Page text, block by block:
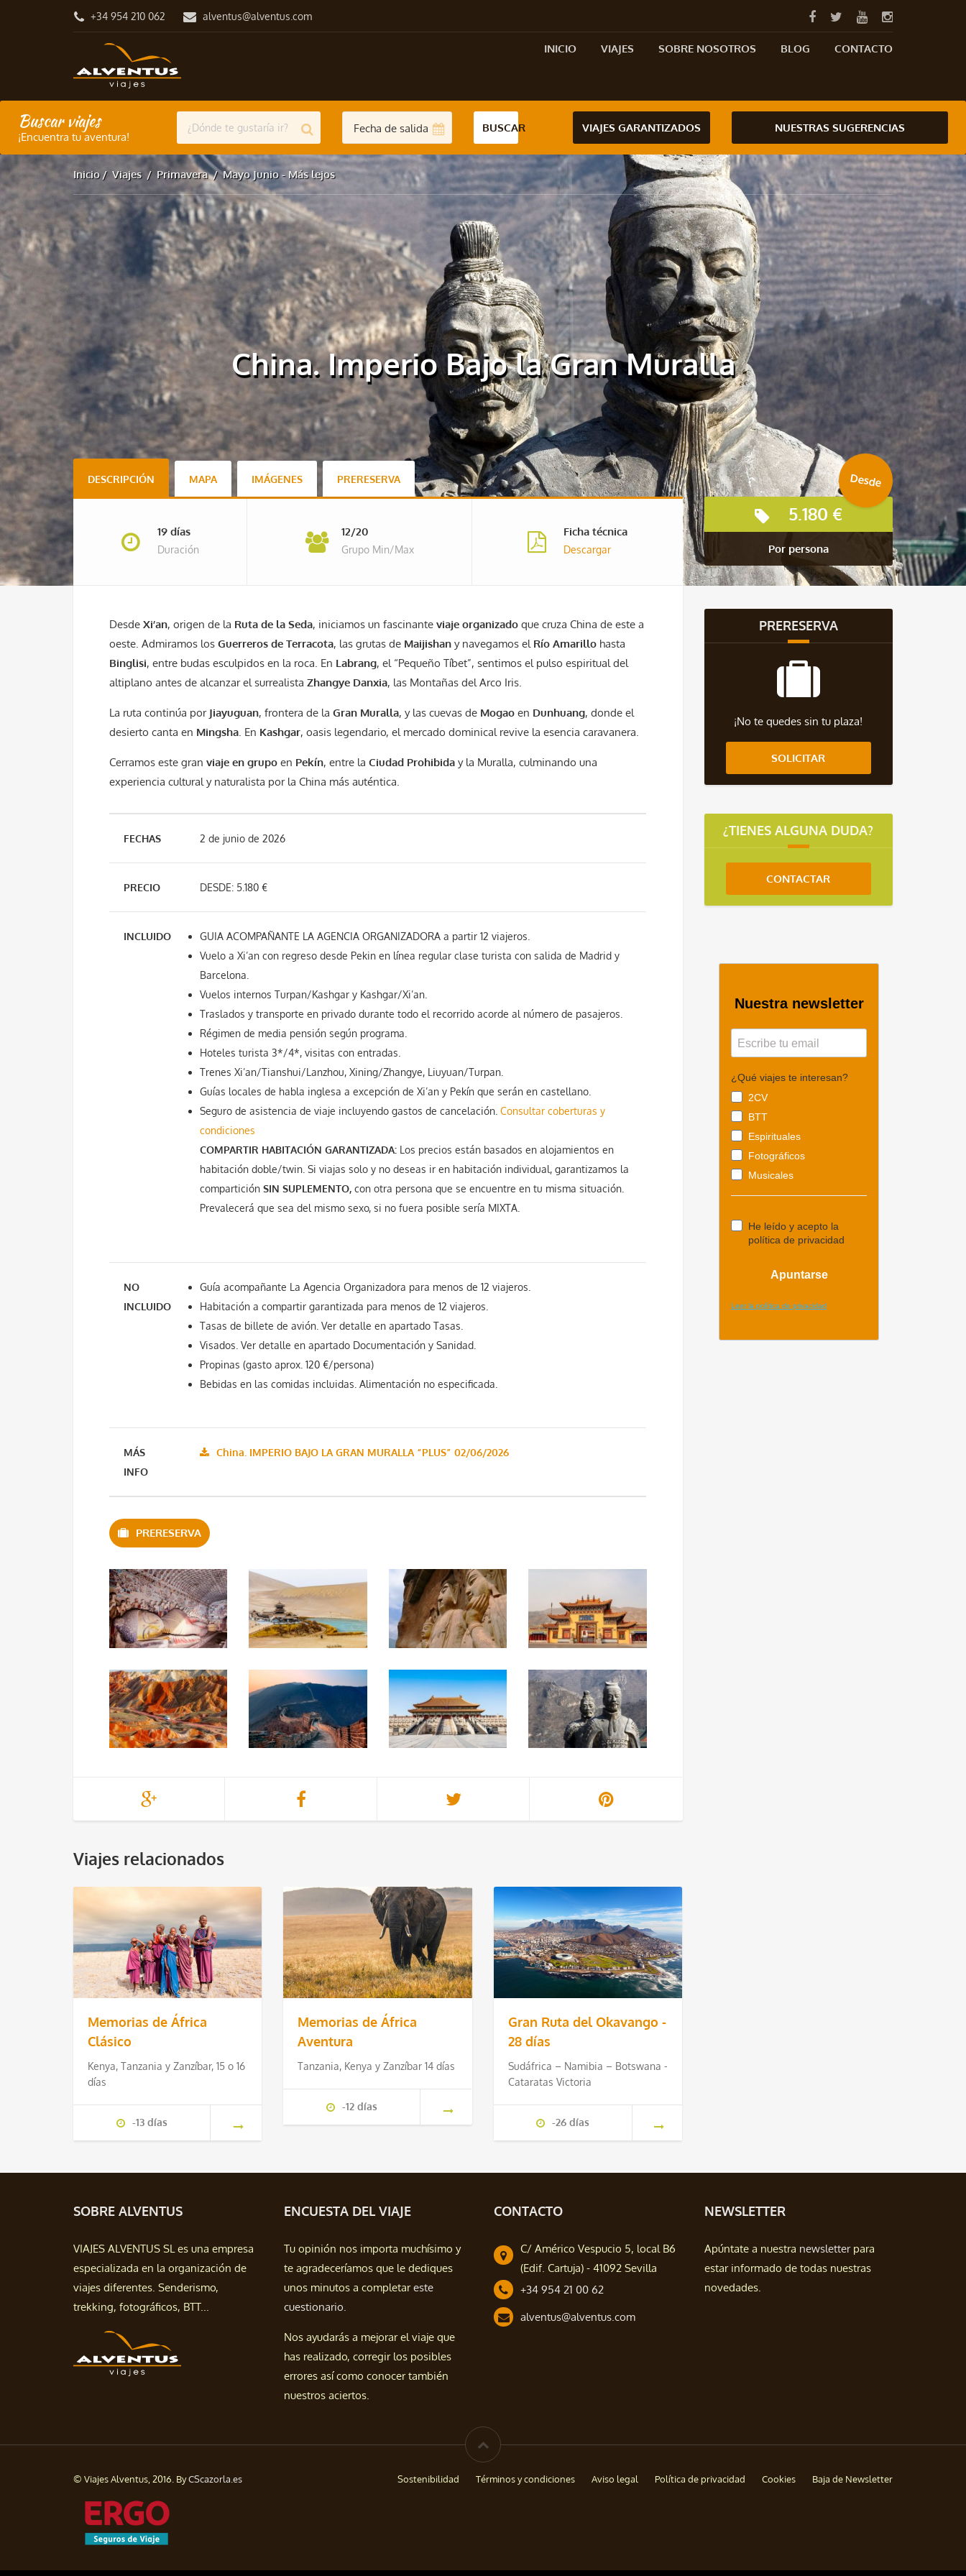
+34 954 210 062 alventus@alventus.com
INICIO VIAJES SOBRE NOSOTROS BLOG CONTACTO
Buscar viajes
¡Encuentra tu aventura!
BUSCAR VIAJES GARANTIZADOS NUESTRAS SUGERENCIAS
Inicio Viajes Primavera Mayo Junio - Más lejos
China. Imperio Bajo la Gran Muralla
DESCRIPCIÓN MAPA IMÁGENES PRERESERVA
19 días
Duración
12/20
Grupo Min/Max
Ficha técnica
Descargar
Desde Xi’an, origen de la Ruta de la Seda, iniciamos un fascinante viaje organizado que cruza China de este a
oeste. Admiramos los Guerreros de Terracota, las grutas de Maijishan y navegamos el Río Amarillo hasta
Binglisi, entre budas esculpidos en la roca. En Labrang, el “Pequeño Tíbet”, sentimos el pulso espiritual del
altiplano antes de alcanzar el surrealista Zhangye Danxia, las Montañas del Arco Iris.
La ruta continúa por Jiayuguan, frontera de la Gran Muralla, y las cuevas de Mogao en Dunhuang, donde el
desierto canta en Mingsha. En Kashgar, oasis legendario, el mercado dominical revive la esencia caravanera.
Cerramos este gran viaje en grupo en Pekín, entre la Ciudad Prohibida y la Muralla, culminando una
experiencia cultural y naturalista por la China más auténtica.
FECHAS 2 de junio de 2026
PRECIO DESDE: 5.180 €
INCLUIDO
GUIA ACOMPAÑANTE LA AGENCIA ORGANIZADORA a partir 12 viajeros.
Vuelo a Xi’an con regreso desde Pekin en línea regular clase turista con salida de Madrid y
Barcelona.
Vuelos internos Turpan/Kashgar y Kashgar/Xi’an.
Traslados y transporte en privado durante todo el recorrido acorde al número de pasajeros.
Régimen de media pensión según programa.
Hoteles turista 3*/4*, visitas con entradas.
Trenes Xi’an/Tianshui/Lanzhou, Xining/Zhangye, Liuyuan/Turpan.
Guías locales de habla inglesa a excepción de Xi’an y Pekín que serán en castellano.
Seguro de asistencia de viaje incluyendo gastos de cancelación. Consultar coberturas y
condiciones
COMPARTIR HABITACIÓN GARANTIZADA: Los precios están basados en alojamientos en
habitación doble/twin. Si viajas solo y no deseas ir en habitación individual, garantizamos la
compartición SIN SUPLEMENTO, con otra persona que se encuentre en tu misma situación.
Prevalecerá que sea del mismo sexo, si no fuera posible sería MIXTA.
NO
INCLUIDO
Guía acompañante La Agencia Organizadora para menos de 12 viajeros.
Habitación a compartir garantizada para menos de 12 viajeros.
Tasas de billete de avión. Ver detalle en apartado Tasas.
Visados. Ver detalle en apartado Documentación y Sanidad.
Propinas (gasto aprox. 120 €/persona)
Bebidas en las comidas incluidas. Alimentación no especificada.
MÁS
INFO
China. IMPERIO BAJO LA GRAN MURALLA “PLUS” 02/06/2026
PRERESERVA
Viajes relacionados
Memorias de África
Clásico
Kenya, Tanzania y Zanzíbar, 15 o 16
días
-13 días
Memorias de África
Aventura
Tanzania, Kenya y Zanzíbar 14 días
-12 días
Gran Ruta del Okavango -
28 días
Sudáfrica – Namibia – Botswana -
Cataratas Victoria
-26 días
5.180 €
Por persona
Desde
PRERESERVA
¡No te quedes sin tu plaza!
SOLICITAR
¿TIENES ALGUNA DUDA?
CONTACTAR
SOBRE ALVENTUS
VIAJES ALVENTUS SL es una empresa
especializada en la organización de
viajes diferentes. Senderismo,
trekking, fotográficos, BTT...
ENCUESTA DEL VIAJE
Tu opinión nos importa muchísimo y
te agradeceríamos que le dediques
unos minutos a completareste
cuestionario.
Nos ayudarás a mejorar el viaje que
has realizado, corregir los posibles
errores así como conocer también
nuestros aciertos.
CONTACTO
C/ Américo Vespucio 5, local B6
(Edif. Cartuja) - 41092 Sevilla
+34 954 21 00 62
alventus@alventus.com
NEWSLETTER
Apúntate a nuestra newsletterpara
estar informado de todas nuestras
novedades.
© Viajes Alventus, 2016. ByCScazorla.es Sostenibilidad Términos y condiciones Aviso legal Política de privacidad Cookies Baja de Newsletter